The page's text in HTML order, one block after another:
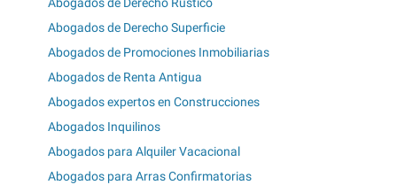
Abogados de Derecho Superficie
Abogados de Promociones Inmobiliarias
Abogados de Renta Antigua
Abogados expertos en Construcciones
Abogados Inquilinos
Abogados para Alquiler Vacacional
Abogados para Arras Confirmatorias